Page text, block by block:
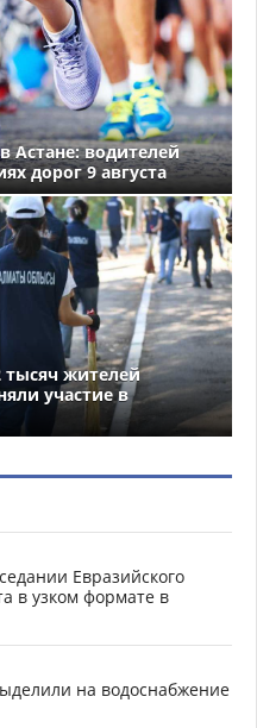
Астане: водителей
дорог 9 августа
тысяч жителей
участие в
Евразийского
в узком формате в
на водоснабжение